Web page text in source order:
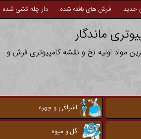
جدید فرش های بافته شده دار چله کشی شده
ماندگار
مواد اولیه نخ و نقشه کامپیوتری فرش و
اشرافی و چهره
گل و میوه